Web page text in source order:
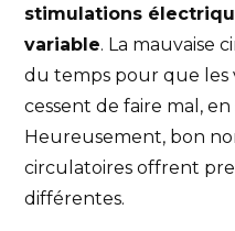
stimulations
variable. La mauvaise
du temps pour que les
cessent de faire mal,
Heureusement, bon
circulatoires offrent
différentes.